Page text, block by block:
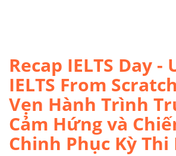
Recap IELTS Day -
IELTS From
Vẹn Hành Trình
Cảm Hứng và
Chinh Phục Kỳ Thi